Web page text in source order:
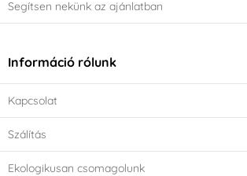
Segítsen nekünk az ajánlatban
Információ rólunk
Kapcsolat
Szálítás
Ekologikusan csomagolunk